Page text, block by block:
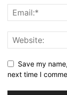
Save my
next time I